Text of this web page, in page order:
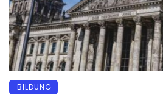
BILDUNG